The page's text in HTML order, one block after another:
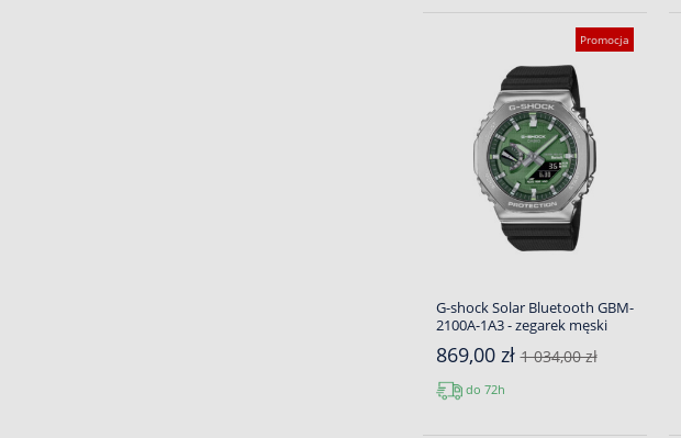
Promocja
G-shock Solar Bluetooth GBM-
2100A-1A3 - zegarek męski
869,00 zł1 034,00 zł
do 72h